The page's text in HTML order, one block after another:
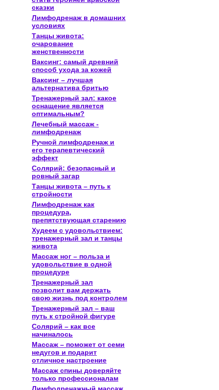
сказки
Лимфодренаж в домашних
условиях
Танцы живота:
очарование
женственности
Ваксинг: самый древний
способ ухода за кожей
Ваксинг – лучшая
альтернатива бритью
Тренажерный зал: какое
оснащение является
оптимальным?
Лечебный массаж -
лимфодренаж
Ручной лимфодренаж и
его терапевтический
эффект
Солярий: безопасный и
ровный загар
Танцы живота – путь к
стройности
Лимфодренаж как
процедура,
препятствующая старению
Худеем с удовольствием:
тренажерный зал и танцы
живота
Массаж ног – польза и
удовольствие в одной
процедуре
Тренажерный зал
позволит вам держать
свою жизнь под контролем
Тренажерный зал – ваш
путь к стройной фигуре
Солярий – как все
начиналось
Массаж – поможет от семи
недугов и подарит
отличное настроение
Массаж спины доверяйте
только профессионалам